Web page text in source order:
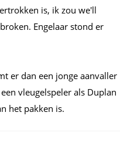
is, ik zou we'll
Engelaar stond er
er dan een jonge aanvaller
vleugelspeler als Duplan
het pakken is.